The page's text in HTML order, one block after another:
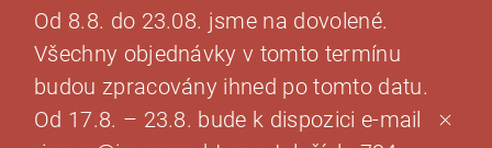
Od 8.8. do 23.08. jsme na dovolené.
Všechny objednávky v tomto termínu
budou zpracovány ihned po tomto datu.
Od 17.8. – 23.8. bude k dispozici e-mail